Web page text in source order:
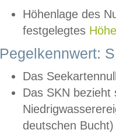
Höhenlage des
festgelegtes
Pegelkennwert:
Das
Das SKN
deutschen